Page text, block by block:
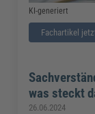
KI-generiert
Fachartikel
was steckt
26.06.2024